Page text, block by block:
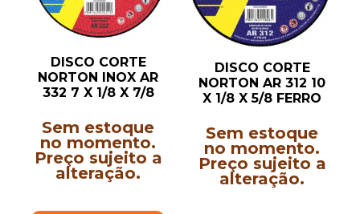
DISCO CORTE
NORTON INOX AR
332 7 X 1/8 X 7/8
Sem estoque
no momento.
Preço sujeito a
alteração.
DISCO CORTE
NORTON AR 312 10
X 1/8 X 5/8 FERRO
Sem estoque
no momento.
Preço sujeito a
alteração.